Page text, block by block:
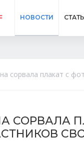
НОВОСТИ
сорвала плакат с
СОРВАЛА